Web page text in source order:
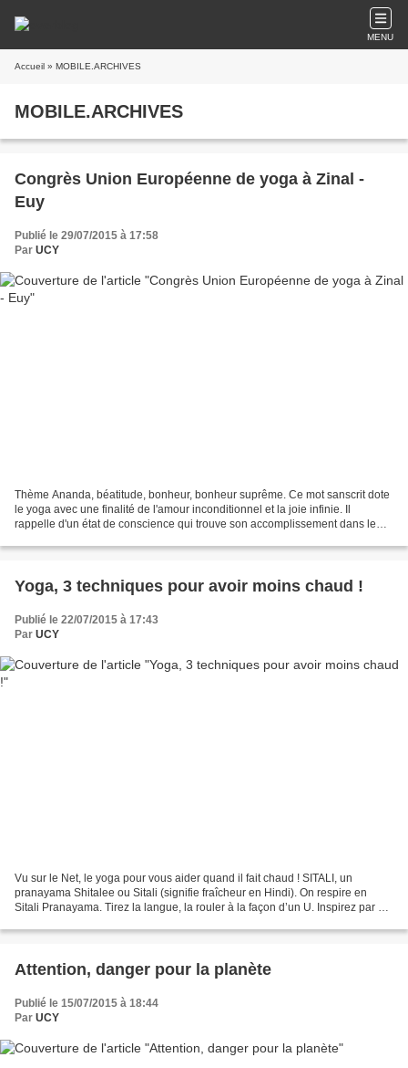
MENU
Accueil » MOBILE.ARCHIVES
MOBILE.ARCHIVES
Congrès Union Européenne de yoga à Zinal -
Euy
Publié le 29/07/2015 à 17:58
Par UCY
Thème Ananda, béatitude, bonheur, bonheur suprême. Ce mot sanscrit dote
le yoga avec une finalité de l'amour inconditionnel et la joie infinie. Il
rappelle d'un état de conscience qui trouve son accomplissement dans le
Yoga, 3 techniques pour avoir moins chaud !
Publié le 22/07/2015 à 17:43
Par UCY
Vu sur le Net, le yoga pour vous aider quand il fait chaud ! SITALI, un
pranayama Shitalee ou Sitali (signifie fraîcheur en Hindi). On respire en
Sitali Pranayama. Tirez la langue, la rouler à la façon d’un U. Inspirez par ce
Attention, danger pour la planète
Publié le 15/07/2015 à 18:44
Par UCY